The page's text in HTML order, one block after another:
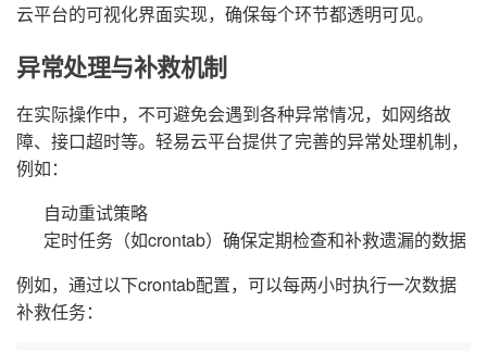
云平台的可视化界面实现，确保每个环节都透明可见。
异常处理与补救机制
在实际操作中，不可避免会遇到各种异常情况，如网络故
障、接口超时等。轻易云平台提供了完善的异常处理机制，
例如：
自动重试策略
定时任务（如crontab）确保定期检查和补救遗漏的数据
例如，通过以下crontab配置，可以每两小时执行一次数据
补救任务：